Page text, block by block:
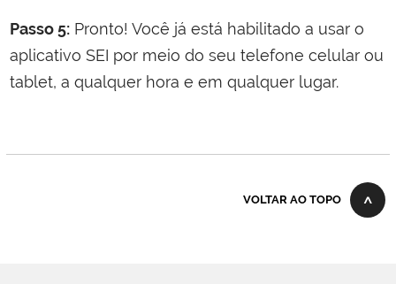
Passo 5:Pronto! Você já está habilitado a usar o
aplicativo SEI por meio do seu telefone celular ou
tablet, a qualquer hora e em qualquer lugar.
VOLTAR AO TOPO